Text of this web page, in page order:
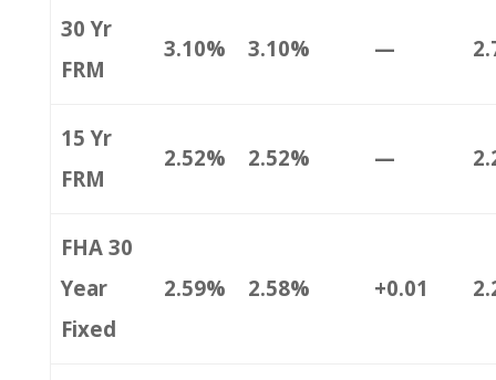
30 Yr
FRM
3.10% 3.10% —
15 Yr
FRM
2.52% 2.52% —
FHA 30
Year
Fixed
2.59% 2.58% +0.01